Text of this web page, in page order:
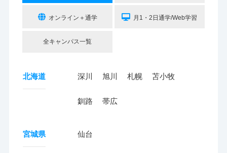
オンライン＋通学 月1・2日通学/Web学習
全キャンパス一覧
北海道 深川 旭川 札幌 苫小牧
釧路 帯広
宮城県 仙台